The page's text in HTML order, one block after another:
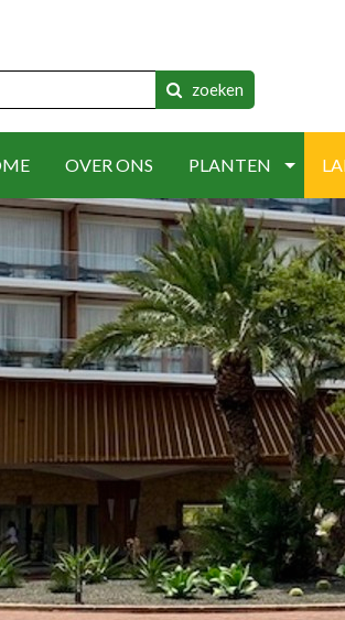
zoeken
OVER ONS PLANTEN